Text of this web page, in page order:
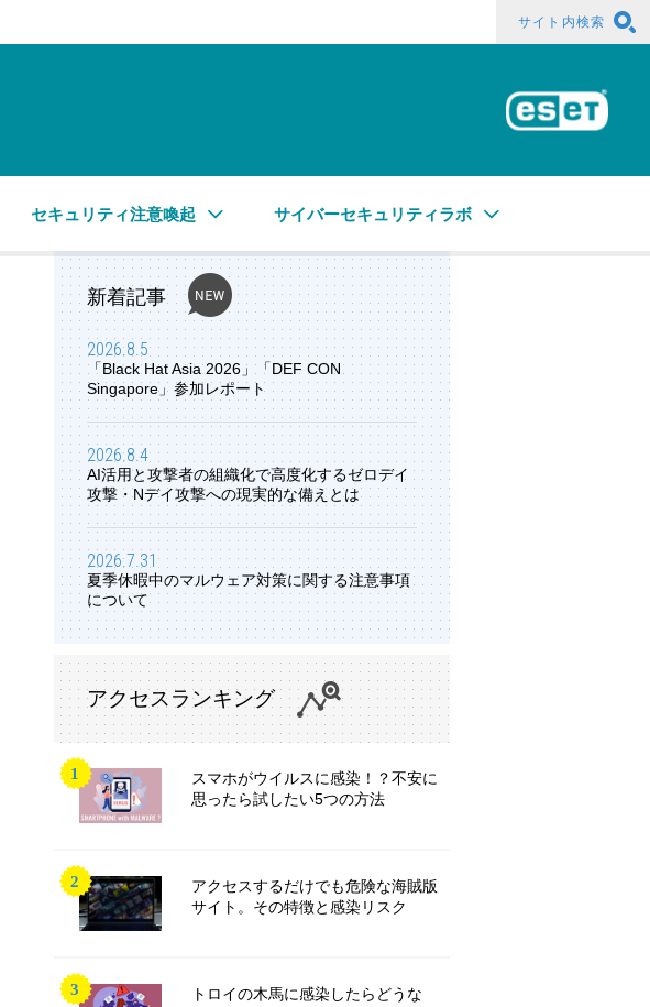
サイト内検索
セキュリティ注意喚起 サイバーセキュリティラボ
新着記事
2026.8.5
「Black Hat Asia 2026」「DEF CON
Singapore」参加レポート
2026.8.4
AI活用と攻撃者の組織化で高度化するゼロデイ
攻撃・Nデイ攻撃への現実的な備えとは
2026.7.31
夏季休暇中のマルウェア対策に関する注意事項
について
アクセスランキング
スマホがウイルスに感染！？不安に
思ったら試したい5つの方法
アクセスするだけでも危険な海賊版
サイト。その特徴と感染リスク
トロイの木馬に感染したらどうな